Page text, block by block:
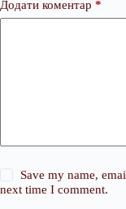
Додати коментар *
Save my name,
next time I comment.